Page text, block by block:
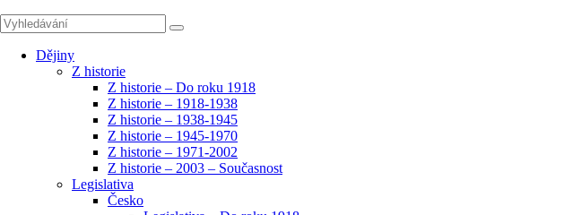
Dějiny
Z historie
Z historie – Do roku 1918
Z historie – 1918-1938
Z historie – 1938-1945
Z historie – 1945-1970
Z historie – 1971-2002
Z historie – 2003 – Současnost
Legislativa
Česko